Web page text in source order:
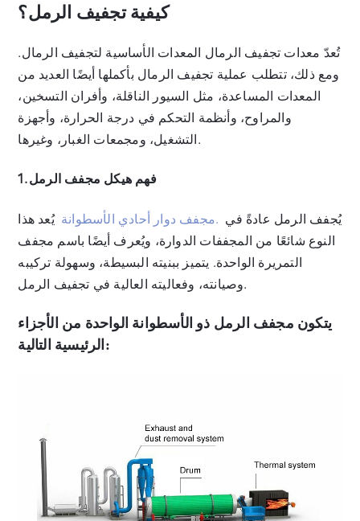
كيفية تجفيف الرمل؟
تُعدّ معدات تجفيف الرمال المعدات الأساسية لتجفيف الرمال.
ومع ذلك، تتطلب عملية تجفيف الرمال بأكملها أيضًا العديد من
المعدات المساعدة، مثل السيور الناقلة، وأفران التسخين،
والمراوح، وأنظمة التحكم في درجة الحرارة، وأجهزة
التشغيل، ومجمعات الغبار، وغيرها.
1. فهم هيكل مجفف الرمل
يُجفف الرمل عادةً في مجفف دوار أحادي الأسطوانة.
يُعد هذا
النوع شائعًا من المجففات الدوارة، ويُعرف أيضًا باسم مجفف
التمريرة الواحدة. يتميز ببنيته البسيطة، وسهولة تركيبه
وصيانته، وفعاليته العالية في تجفيف الرمل.
يتكون مجفف الرمل ذو الأسطوانة الواحدة من الأجزاء
الرئيسية التالية: